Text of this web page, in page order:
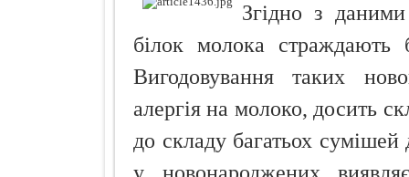
Шість
Згідно з
білок молока страждають
Вигодовування таких
алергія на молоко, досить
до складу багатьох